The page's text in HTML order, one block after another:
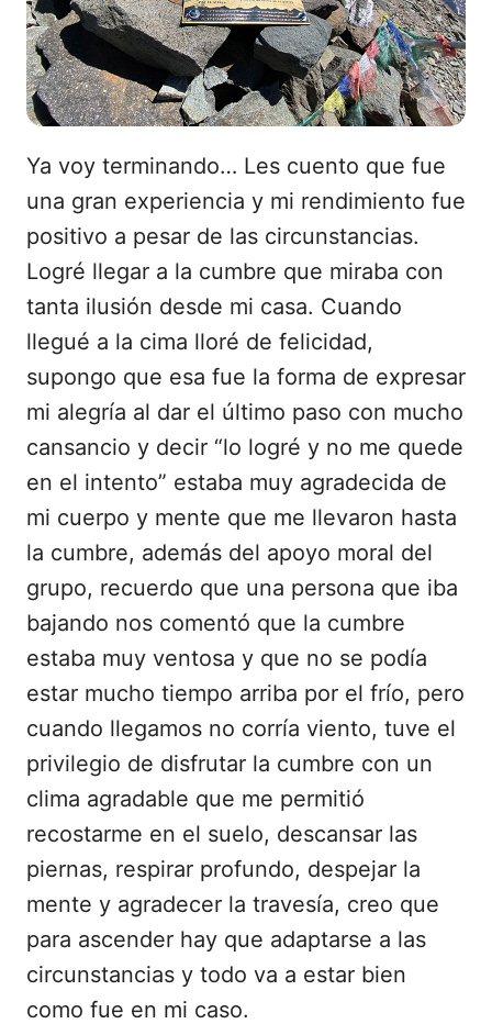
Ya voy terminando… Les cuento que fue
una gran experiencia y mi rendimiento fue
positivo a pesar de las circunstancias.
Logré llegar a la cumbre que miraba con
tanta ilusión desde mi casa. Cuando
llegué a la cima lloré de felicidad,
supongo que esa fue la forma de expresar
mi alegría al dar el último paso con mucho
cansancio y decir “lo logré y no me quede
en el intento” estaba muy agradecida de
mi cuerpo y mente que me llevaron hasta
la cumbre, además del apoyo moral del
grupo, recuerdo que una persona que iba
bajando nos comentó que la cumbre
estaba muy ventosa y que no se podía
estar mucho tiempo arriba por el frío, pero
cuando llegamos no corría viento, tuve el
privilegio de disfrutar la cumbre con un
clima agradable que me permitió
recostarme en el suelo, descansar las
piernas, respirar profundo, despejar la
mente y agradecer la travesía, creo que
para ascender hay que adaptarse a las
circunstancias y todo va a estar bien
como fue en mi caso.